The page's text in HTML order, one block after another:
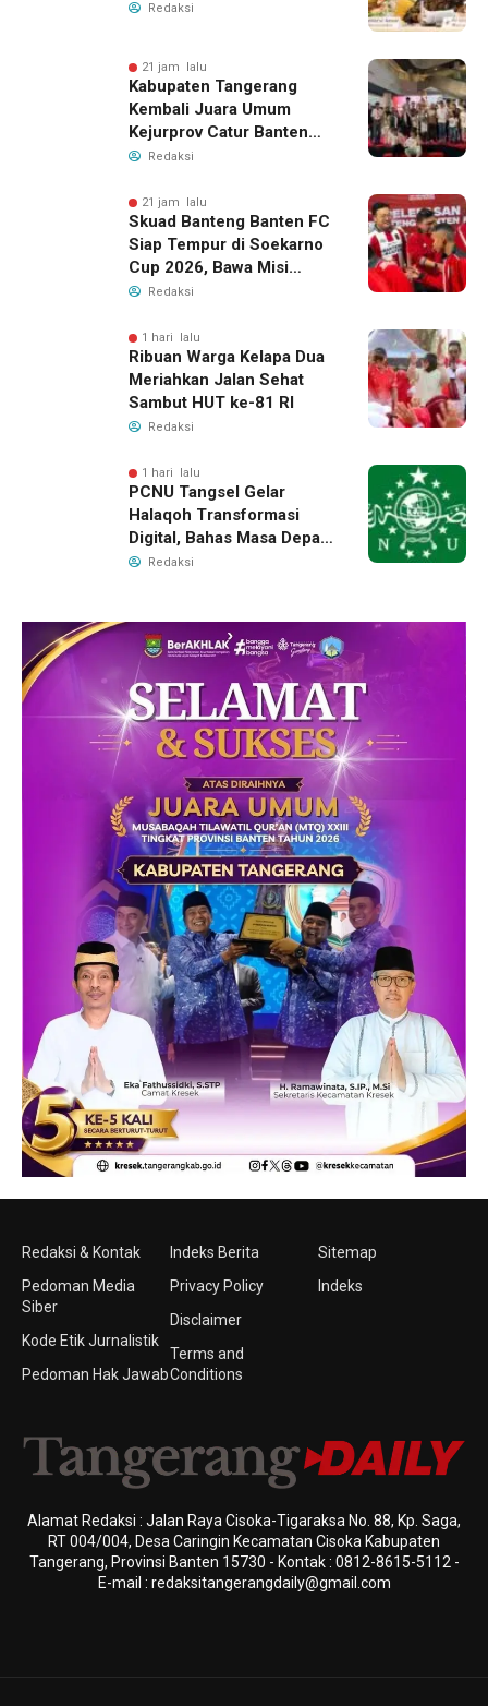
Redaksi
21 jam lalu
Kabupaten Tangerang
Kembali Juara Umum
Kejurprov Catur Banten
2026, Raih 24 Medali
Redaksi
21 jam lalu
Skuad Banteng Banten FC
Siap Tempur di Soekarno
Cup 2026, Bawa Misi
Harumkan Nama Banten
Redaksi
1 hari lalu
Ribuan Warga Kelapa Dua
Meriahkan Jalan Sehat
Sambut HUT ke-81 RI
Redaksi
1 hari lalu
PCNU Tangsel Gelar
Halaqoh Transformasi
Digital, Bahas Masa Depan
NU di Era Disrupsi
Redaksi
Redaksi & Kontak
Pedoman Media
Siber
Kode Etik Jurnalistik
Pedoman Hak Jawab
Indeks Berita
Privacy Policy
Disclaimer
Terms and
Conditions
Sitemap
Indeks
Alamat Redaksi : Jalan Raya Cisoka-Tigaraksa No. 88, Kp. Saga,
RT 004/004, Desa Caringin Kecamatan Cisoka Kabupaten
Tangerang, Provinsi Banten 15730 - Kontak : 0812-8615-5112 -
E-mail : redaksitangerangdaily@gmail.com